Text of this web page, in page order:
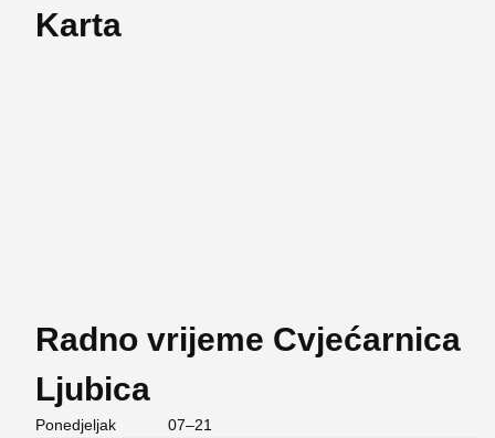
Karta
Radno vrijeme Cvjećarnica
Ljubica
Ponedjeljak
07–21